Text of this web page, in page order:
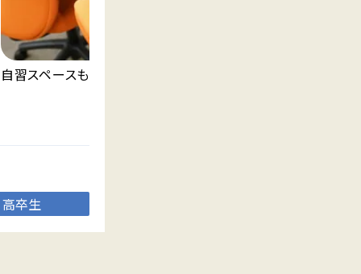
自習スペースも完備しております。
高卒生